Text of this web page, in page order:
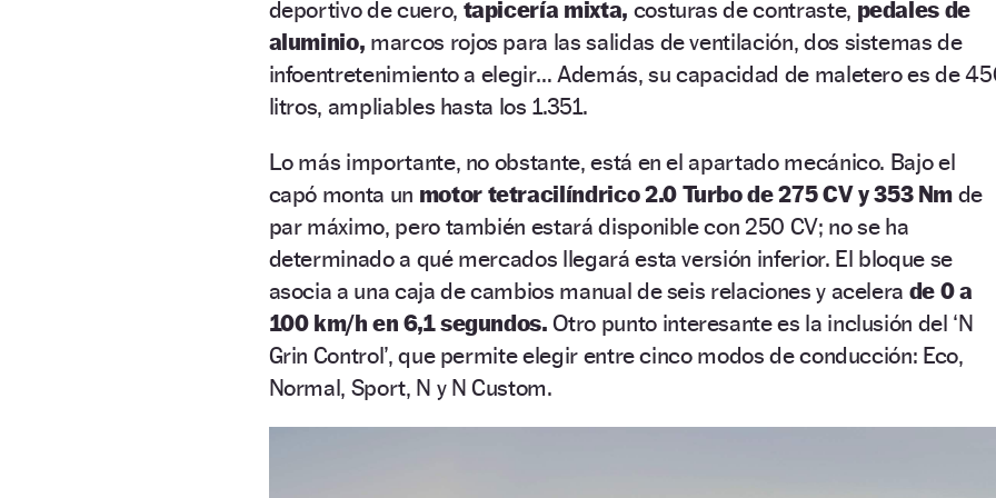
deportivo de cuero, tapicería mixta, costuras de contraste, pedales de
aluminio, marcos rojos para las salidas de ventilación, dos sistemas de
infoentretenimiento a elegir… Además, su capacidad de maletero es de
litros, ampliables hasta los 1.351.
Lo más importante, no obstante, está en el apartado mecánico. Bajo el
capó monta un motor tetracilíndrico 2.0 Turbo de 275 CV y 353 Nm de
par máximo, pero también estará disponible con 250 CV; no se ha
determinado a qué mercados llegará esta versión inferior. El bloque se
asocia a una caja de cambios manual de seis relaciones y acelera de 0 a
100 km/h en 6,1 segundos. Otro punto interesante es la inclusión del ‘N
Grin Control’, que permite elegir entre cinco modos de conducción: Eco,
Normal, Sport, N y N Custom.